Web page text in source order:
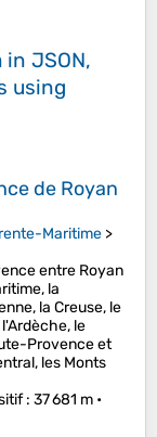
JSON,
using
de Royan
Maritime >
entre Royan
la
la Creuse, le
le
Provence et
les Monts
: 37 681 m •